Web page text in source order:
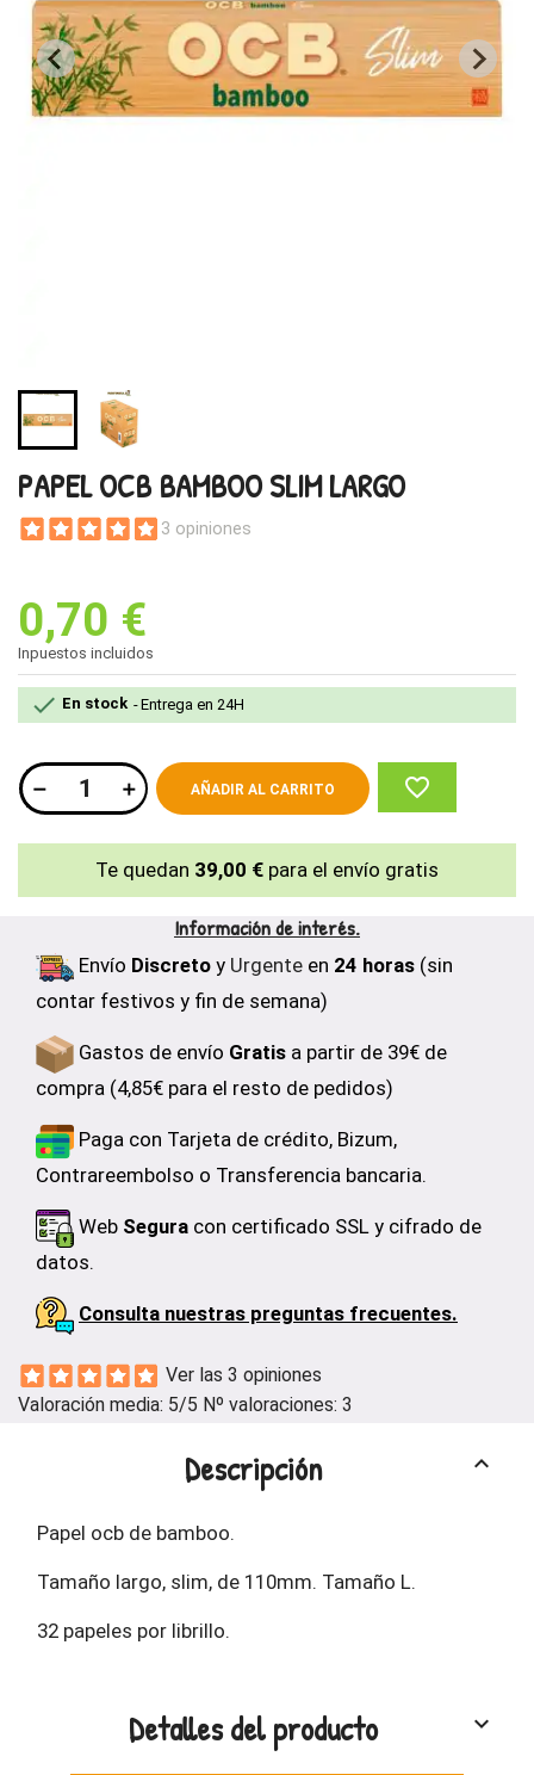
PAPEL OCB BAMBOO SLIM LARGO
3 opiniones
0,70 €
Inpuestos incluidos
 En stock Entrega en 24H
AÑADIR AL CARRITO favorite_border
Te quedan 39,00 € para el envío gratis
Información de interés.
Envío Discreto y Urgente en 24 horas (sin
contar festivos y fin de semana)
Gastos de envío Gratis a partir de 39€ de
compra (4,85€ para el resto de pedidos)
Paga con Tarjeta de crédito, Bizum,
Contrareembolso o Transferencia bancaria.
Web Segura con certificado SSL y cifrado de
datos.
Consulta nuestras preguntas frecuentes.
Ver las 3 opiniones
Valoración media: 5/5 Nº valoraciones: 3
Descripción keyboard_arrow_up
Papel ocb de bamboo.
Tamaño largo, slim, de 110mm. Tamaño L.
32 papeles por librillo.
Detalles del producto keyboard_arrow_down